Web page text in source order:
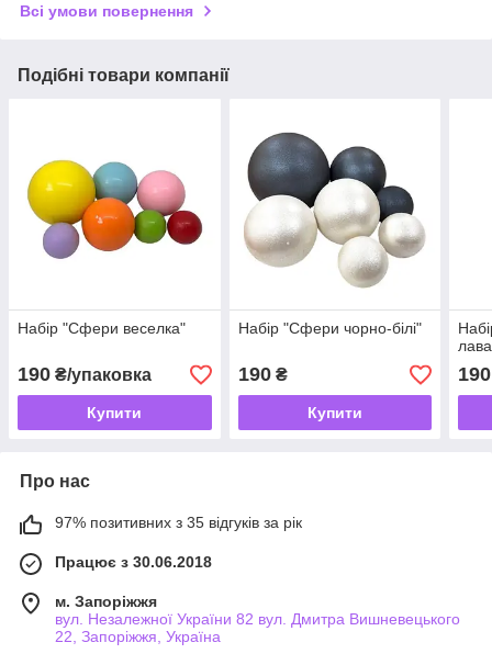
Всі умови повернення
Подібні товари компанії
Набір "Сфери веселка"
190 ₴/упаковка
Купити
Набір "Сфери чорно-білі"
190₴
Купити
190
Про нас
97% позитивних з 35 відгуків за рік
Працює з 30.06.2018
м. Запоріжжя
вул. Незалежної України 82 вул. Дмитра Вишневецького
22, Запоріжжя, Україна